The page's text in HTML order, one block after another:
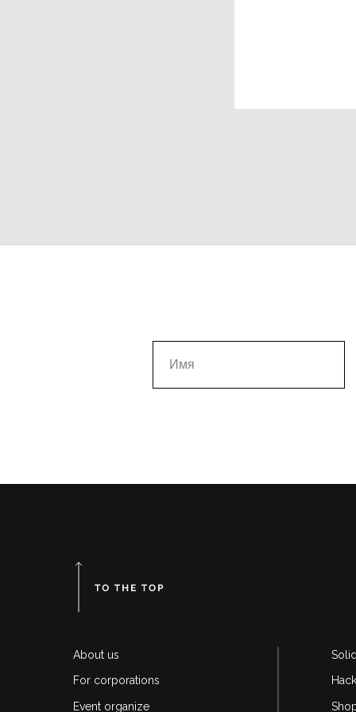
About us
For corporations
Event organize